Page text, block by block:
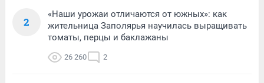
2
«Наши урожаи отличаются от южных»: как
жительница Заполярья научилась выращивать
томаты, перцы и баклажаны
26 260 2